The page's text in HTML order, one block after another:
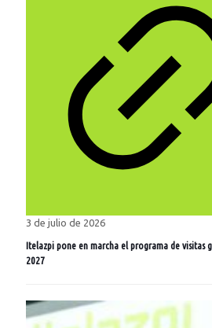
3 de julio de 2026
Itelazpi pone en marcha el programa de visitas
2027